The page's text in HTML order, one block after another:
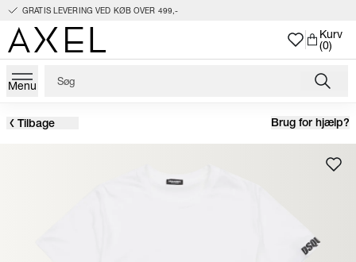
GRATIS LEVERING VED KØB OVER 499,-
Kurv
(0)
Menu
Tilbage Brug for hjælp?